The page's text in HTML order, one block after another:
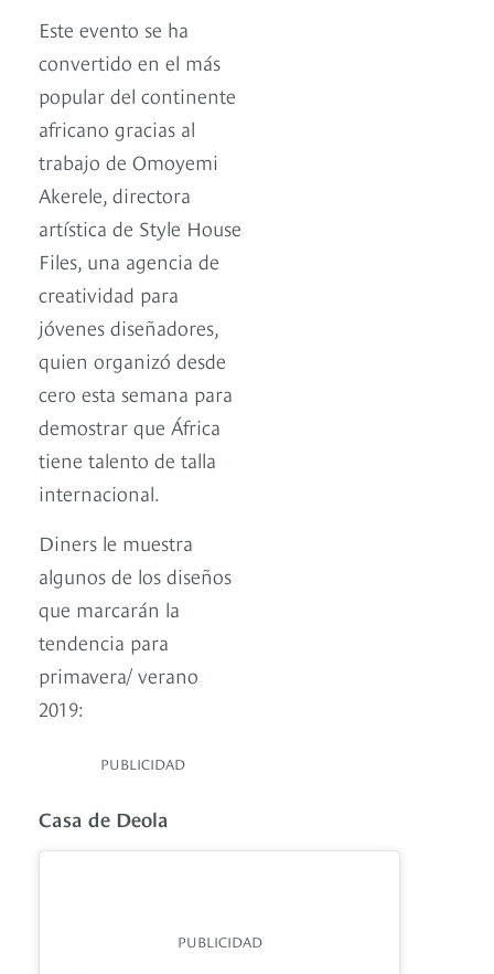
Este evento se ha
convertido en el más
popular del continente
africano gracias al
trabajo de Omoyemi
Akerele, directora
artística de Style House
Files, una agencia de
creatividad para
jóvenes diseñadores,
quien organizó desde
cero esta semana para
demostrar que África
tiene talento de talla
internacional.
Diners le muestra
algunos de los diseños
que marcarán la
tendencia para
primavera/ verano
2019:
PUBLICIDAD
Casa de Deola
PUBLICIDAD